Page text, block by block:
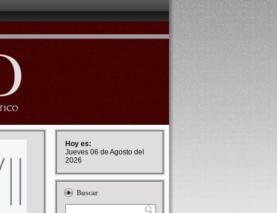
Hoy es:
Jueves 06 de Agosto del
2026
Buscar